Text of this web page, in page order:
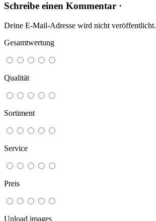
Schreibe einen Kommentar ·
Deine E-Mail-Adresse wird nicht veröffentlicht.
Gesamtwertung
Qualität
Sortiment
Service
Preis
Upload images